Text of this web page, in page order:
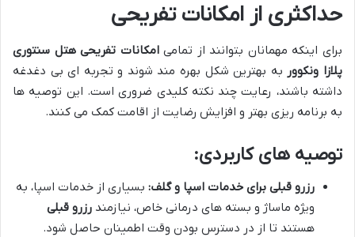
حداکثری از امکانات تفریحی
برای اینکه مهمانان بتوانند از تمامیامکانات تفریحی هتل سنتوری
پلازا ونکوور به بهترین شکل بهره مند شوند و تجربه ای بی دغدغه
داشته باشند، رعایت چند نکته کلیدی ضروری است. این توصیه ها
به برنامه ریزی بهتر و افزایش رضایت از اقامت کمک می کنند.
توصیه های کاربردی:
رزرو قبلی برای خدمات اسپا و گلف: بسیاری از خدمات اسپا، به
ویژه ماساژ و بسته های درمانی خاص، نیازمند رزرو قبلی
هستند تا از در دسترس بودن وقت اطمینان حاصل شود.